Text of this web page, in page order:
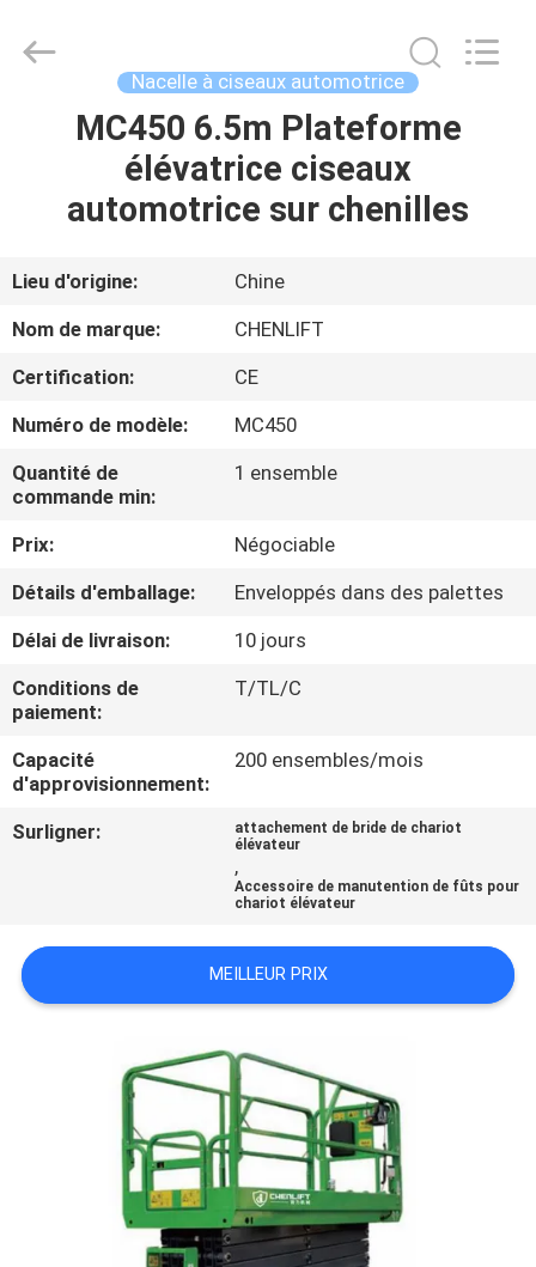
MAISON
PRODUITS
À
DE
NOUS
VISITE
DE
L'USINE
CONTRÔLE
DE
LA
QUALITÉ
CONTACTER
DEMANDEZ
UN DEVIS
MACHINERY
Nacelle à ciseaux automotrice
MC450 6.5m Plateforme
élévatrice ciseaux
automotrice sur chenilles
Lieu d'origine:
Chine
Nom de marque:
CHENLIFT
Certification:
CE
Numéro de modèle:
MC450
Quantité de
commande min:
1 ensemble
Prix:
Négociable
Détails d'emballage:
Enveloppés dans des palettes
Délai de livraison:
10 jours
Conditions de
paiement:
T/TL/C
Capacité
d'approvisionnement:
200 ensembles/mois
Surligner:
attachement de bride de chariot
élévateur
,
Accessoire de manutention de fûts pour
chariot élévateur
MEILLEUR PRIX